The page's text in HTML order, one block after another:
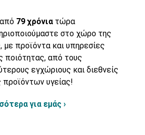
79 χρόνια τώρα
στο χώρο της
με προϊόντα και υπηρεσίες
ποιότητας, από τους
εγχώριους και διεθνείς
προϊόντων υγείας!
για εμάς ›